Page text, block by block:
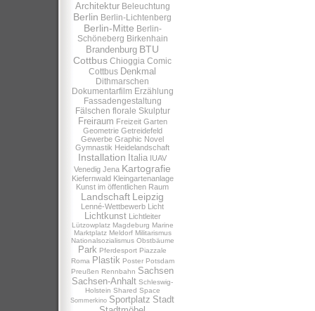
Architektur Beleuchtung
Berlin Berlin-Lichtenberg
Berlin-Mitte Berlin-
Schöneberg Birkenhain
Brandenburg BTU
Cottbus Chioggia Comic
Cottbus Denkmal
Dithmarschen
Dokumentarfilm Erzählung
Fassadengestaltung
Fälschen florale Skulptur
Freiraum Freizeit Garten
Geometrie Getreidefeld
Gewerbe Graphic Novel
Gymnastik Heidelandschaft
Installation Italia IUAV
Venedig Jena Kartografie
Kiefernwald Kleingartenanlage
Kunst im öffentlichen Raum
Landschaft Leipzig
Lenné-Wettbewerb Licht
Lichtkunst Lichtleiter
Lützowplatz Magdeburg Marine
Marktplatz Meldorf Militarismus
Nationalsozialismus Obstbäume
Park Pferdesport Piazzale
Roma Plastik Poster Potsdam
Preußen Rennbahn Sachsen
Sachsen-Anhalt Schleswig-
Holstein Shared Space
Sommerkino Sportplatz Stadt